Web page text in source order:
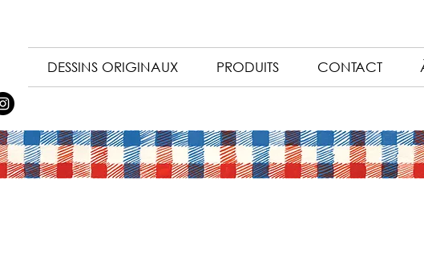
DESSINS ORIGINAUX PRODUITS CONTACT